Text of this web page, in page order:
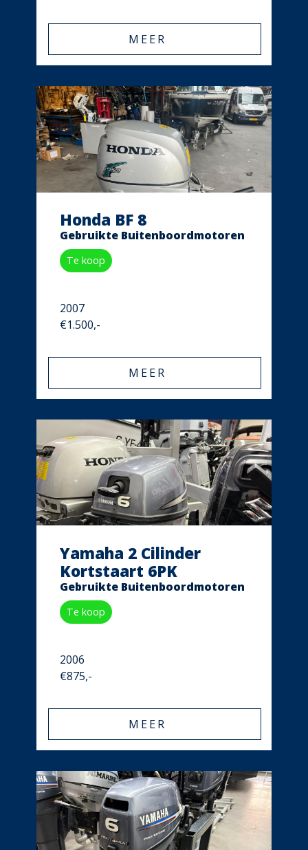
MEER
Honda BF 8
Gebruikte Buitenboordmotoren
Te koop
2007
€1.500,-
MEER
Yamaha 2 Cilinder
Kortstaart 6PK
Gebruikte Buitenboordmotoren
Te koop
2006
€875,-
MEER